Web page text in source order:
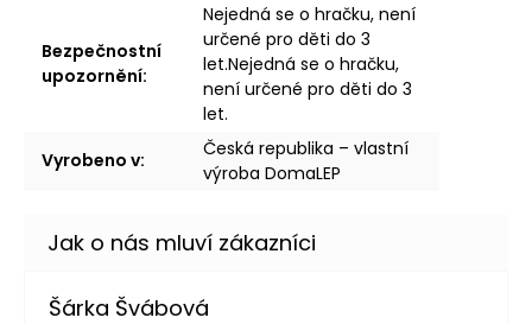
Bezpečnostní
upozornění:
Nejedná se o hračku, není
určené pro děti do 3
let.Nejedná se o hračku,
není určené pro děti do 3
let.
Vyrobeno v:
Česká republika – vlastní
výroba DomaLEP
Šárka Švábová